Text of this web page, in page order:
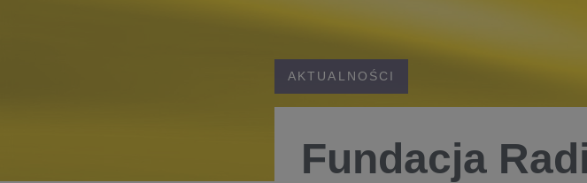
AKTUALNOŚCI
Fundacja